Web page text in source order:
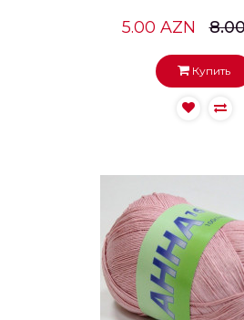
5.00 AZN
Купить